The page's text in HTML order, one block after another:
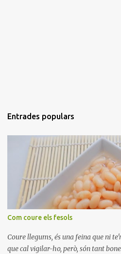
Entrades populars
Com coure els fesols
Coure llegums, és una feina que ni
que cal vigilar-ho, però, són tant